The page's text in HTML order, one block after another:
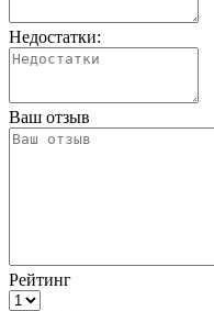
Недостатки:
Ваш отзыв
Рейтинг